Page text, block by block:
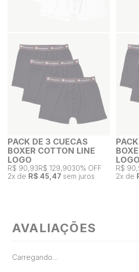
PACK DE 3 CUECAS
BOXER COTTON LINE
LOGO
R$ 90,93R$ 129,9030% OFF
2x de R$ 45,47 sem juros
LOGO
R$
2x de
AVALIAÇÕES
Carregando…